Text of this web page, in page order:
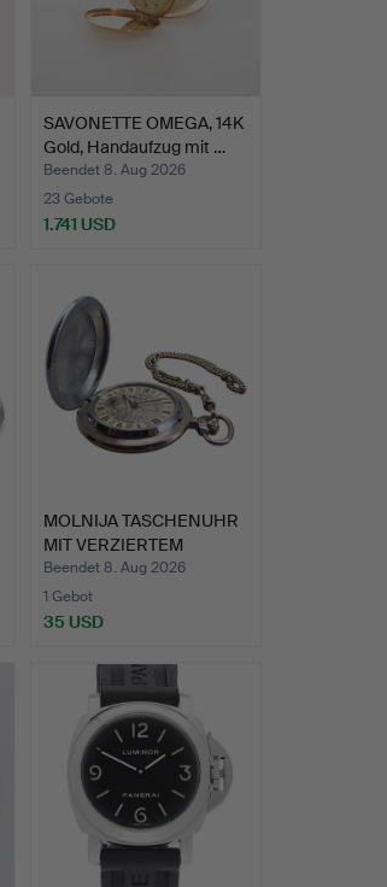
SAVONETTE OMEGA, 14K
Gold, Handaufzug mit …
Beendet 8. Aug 2026
23 Gebote
1.741 USD
MOLNIJA TASCHENUHR
MIT VERZIERTEM
ZIFFERNB…
Beendet 8. Aug 2026
1 Gebot
35 USD